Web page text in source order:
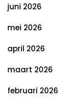
juni 2026
mei 2026
april 2026
maart 2026
februari 2026